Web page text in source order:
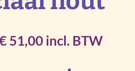
51,00Rango
incl. BTW